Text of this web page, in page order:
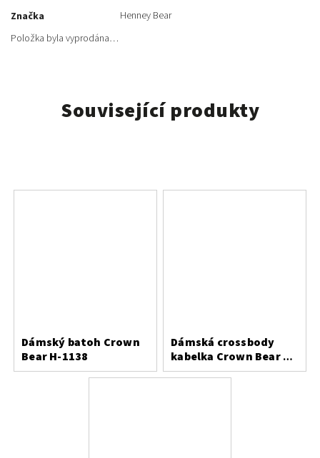
Značka
Henney Bear
Položka byla vyprodána…
Související produkty
Dámský batoh Crown
Bear H-1138
Dámská crossbody
kabelka Crown Bear H-
1237